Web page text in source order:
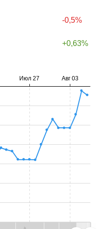
-0,5%
0,63%
Июл 27 Авг 03